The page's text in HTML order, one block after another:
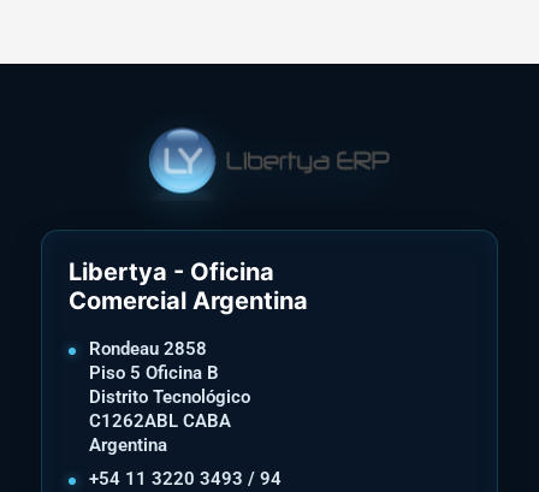
Libertya - Oficina
Comercial Argentina
Rondeau 2858
Piso 5 Oficina B
Distrito Tecnológico
C1262ABL CABA
Argentina
+54 11 3220 3493 / 94